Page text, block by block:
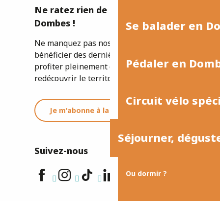
Se balader en
Pédaler en
Circuit vélo
Séjourner,
Ou dormir ?
Ne ratez rien de l'actualité de la
Dombes !
Ne manquez pas nos newsletters pour
bénéficier des dernières informations et
profiter pleinement de votre séjour ou
redécouvrir le territoire.
Je m'abonne à la newsletter
Suivez-nous